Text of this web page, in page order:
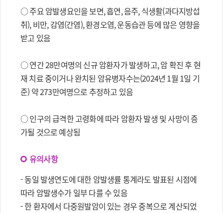
○ 주요 암발생요인을 보면, 흡연, 음주, 식생활(과다지방섭
취), 비만, 감염(간염), 환경오염, 운동습관 등에 많은 영향을
받고 있음
○ 연간 28만여명의 신규 암환자가 발생하고, 암 확진 후 현
재 치료 중이거나 완치된 암유병자수는(2024년 1월 1일 기
준) 약 273만여명으로 추정하고 있음
○ 인구의 급격한 고령화에 따라 암환자 발생 및 사망이 증
가될 것으로 예상됨
유의사항
- 동일 발생연도에 대한 암발생률 통계라도 발표된 시점에
따라 암발생수가 일부 다를 수 있음
- 한 환자에서 다중원발암이 있는 경우 중복으로 계산되었